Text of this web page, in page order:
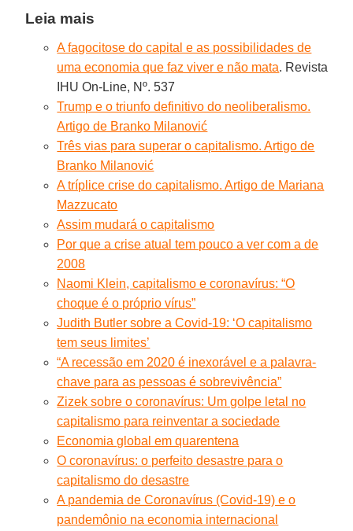
Leia mais
A fagocitose do capital e as possibilidades de
uma economia que faz viver e não mata. Revista
IHU On-Line, Nº. 537
Trump e o triunfo definitivo do neoliberalismo.
Artigo de Branko Milanović
Três vias para superar o capitalismo. Artigo de
Branko Milanović
A tríplice crise do capitalismo. Artigo de Mariana
Mazzucato
Assim mudará o capitalismo
Por que a crise atual tem pouco a ver com a de
2008
Naomi Klein, capitalismo e coronavírus: “O
choque é o próprio vírus”
Judith Butler sobre a Covid-19: ‘O capitalismo
tem seus limites’
“A recessão em 2020 é inexorável e a palavra-
chave para as pessoas é sobrevivência”
Zizek sobre o coronavírus: Um golpe letal no
capitalismo para reinventar a sociedade
Economia global em quarentena
O coronavírus: o perfeito desastre para o
capitalismo do desastre
A pandemia de Coronavírus (Covid-19) e o
pandemônio na economia internacional